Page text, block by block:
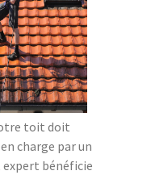
toit doit
charge par un
bénéficie